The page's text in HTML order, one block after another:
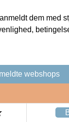
dem med
webshops